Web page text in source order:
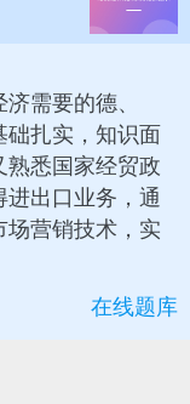
需要的德、
础扎实，知识面
悉国家经贸政
出口业务，通
营销技术，实
在线题库